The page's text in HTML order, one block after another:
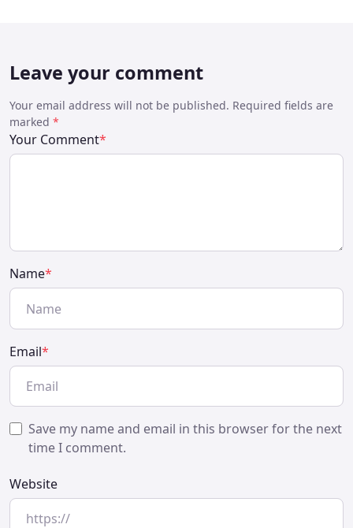
Leave your comment
Your email address will not be published. Required fields are
marked *
Your Comment*
Name*
Email*
Save my name and email in this browser for the next
time I comment.
Website